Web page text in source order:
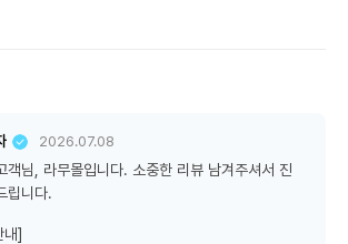
2026.07.08
객님, 라무몰입니다. 소중한 리뷰 남겨주셔서 진
립니다.
내]